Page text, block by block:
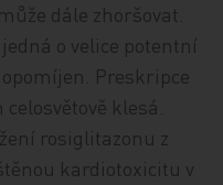
dále zhoršovat.
o velice potentní
Preskripce
klesá.
rosiglitazonu z
kardiotoxicitu v